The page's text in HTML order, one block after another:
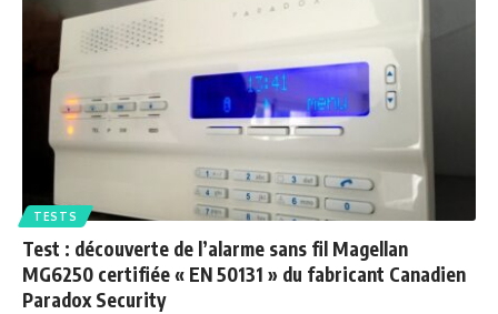
TESTS
Test : découverte de l’alarme sans fil Magellan
MG6250 certifiée « EN 50131 » du fabricant Canadien
Paradox Security